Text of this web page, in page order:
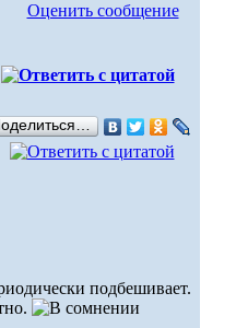
Оценить сообщение
подбешивает.